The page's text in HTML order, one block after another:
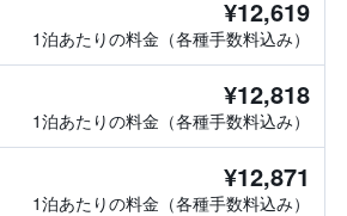
¥12,619
1泊あたりの料金（各種手数料込み）
¥12,818
1泊あたりの料金（各種手数料込み）
¥12,871
1泊あたりの料金（各種手数料込み）